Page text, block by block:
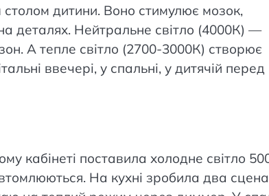
столом дитини. Воно стимулює мозок,
деталях. Нейтральне світло (4000К) —
А тепле світло (2700-3000К) створює
ввечері, у спальні, у дитячій перед
кабінеті поставила холодне світло
На кухні зробила два